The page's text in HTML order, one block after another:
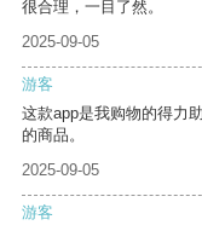
很合理，一目了然。
2025-09-05
游客
这款app是我购物的得力
的商品。
2025-09-05
游客